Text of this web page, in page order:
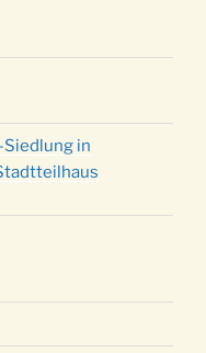
der Kirche um
in der Kirche
in der Kirche um
in